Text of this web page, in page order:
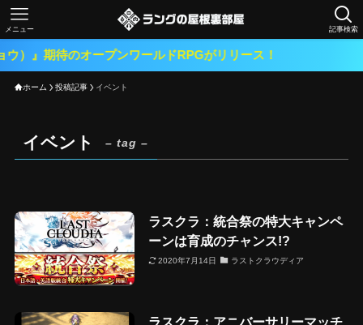
記事検索
メニュー
待のオープンワールドRPGがリリース！
ホーム 投稿記事 イベント
イベント – tag –
ラスクラ：統合祭の特大キャンペ
ーンは育成のチャンス!?
2020年7月14日 ラストクラウディア
ラスクラ：アニバーサリーマッチ